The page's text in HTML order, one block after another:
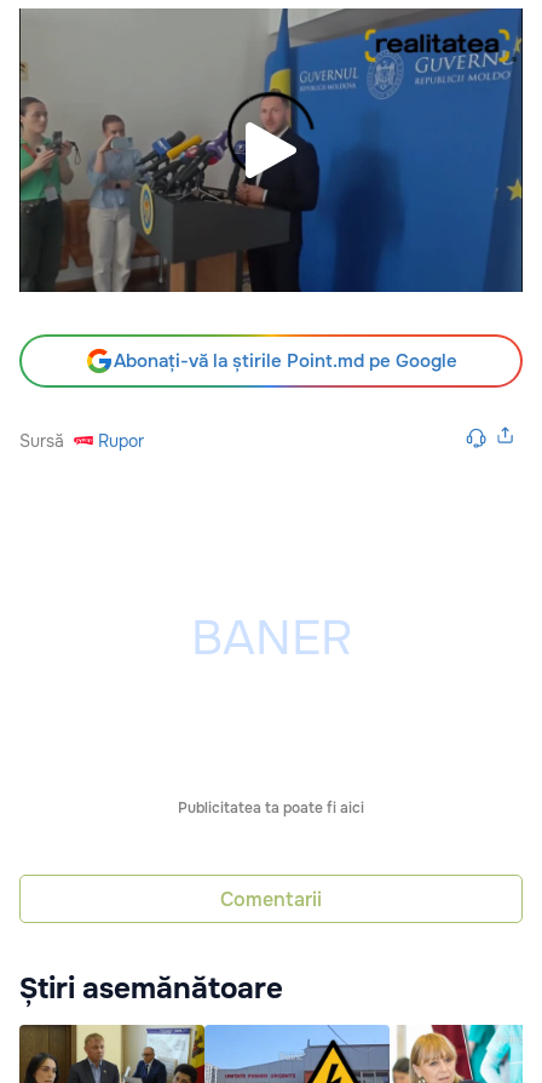
Abonați-vă la știrile Point.md pe Google
Sursă Rupor
Publicitatea ta poate fi aici
Comentarii
Știri asemănătoare